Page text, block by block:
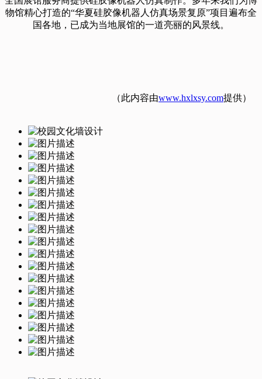
物馆精心打造的“华夏硅胶像机器人仿真场景复原”项目遍布全
国各地，已成为当地展馆的一道亮丽的风景线。
（此内容由www.hxlxsy.com提供）